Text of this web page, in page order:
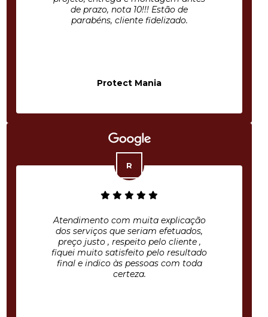
de prazo, nota 10!!! Estão de
parabéns, cliente fidelizado.
Protect Mania
Atendimento com muita explicação
dos serviços que seriam efetuados,
preço justo , respeito pelo cliente ,
fiquei muito satisfeito pelo resultado
final e indico às pessoas com toda
certeza.